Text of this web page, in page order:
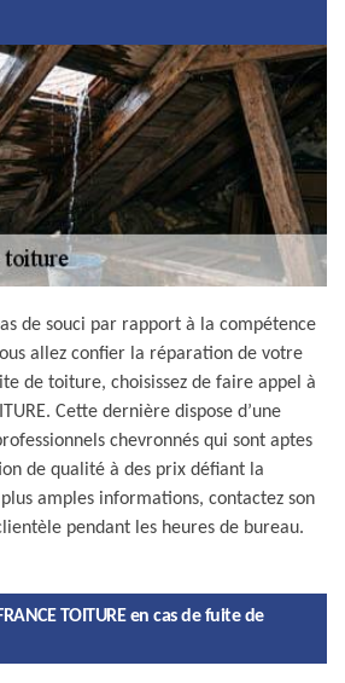
de souci par rapport à la compétence
allez confier la réparation de votre
de toiture, choisissez de faire appel à
Cette dernière dispose d’une
chevronnés qui sont aptes
de qualité à des prix défiant la
amples informations, contactez son
pendant les heures de bureau.
TOITURE en cas de fuite de